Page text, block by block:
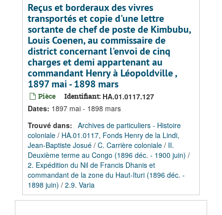
Reçus et borderaux des vivres
transportés et copie d'une lettre
sortante de chef de poste de Kimbubu,
Louis Coenen, au commissaire de
district concernant l'envoi de cinq
charges et demi appartenant au
commandant Henry à Léopoldville ,
1897 mai - 1898 mars
Pièce Identifiant: HA.01.0117.127
Dates: 1897 mai - 1898 mars
Trouvé dans: Archives de particuliers - Histoire
coloniale / HA.01.0117, Fonds Henry de la Lindi,
Jean-Baptiste Josué / C. Carrière coloniale / II.
Deuxième terme au Congo (1896 déc. - 1900 juin) /
2. Expédition du Nil de Francis Dhanis et
commandant de la zone du Haut-Ituri (1896 déc. -
1898 juin) / 2.9. Varia